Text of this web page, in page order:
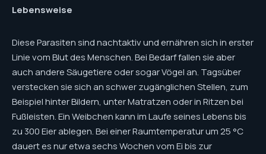
Lebensweise
Diese Parasiten sind nachtaktiv und ernähren sich in erster
Linie vom Blut des Menschen. Bei Bedarf fallen sie aber
auch andere Säugetiere oder sogar Vögel an. Tagsüber
verstecken sie sich an schwer zugänglichen Stellen, zum
Beispiel hinter Bildern, unter Matratzen oder in Ritzen bei
Fußleisten. Ein Weibchen kann im Laufe seines Lebens bis
zu 300 Eier ablegen. Bei einer Raumtemperatur um 25 °C
dauert es nur etwa sechs Wochen vom Ei bis zur